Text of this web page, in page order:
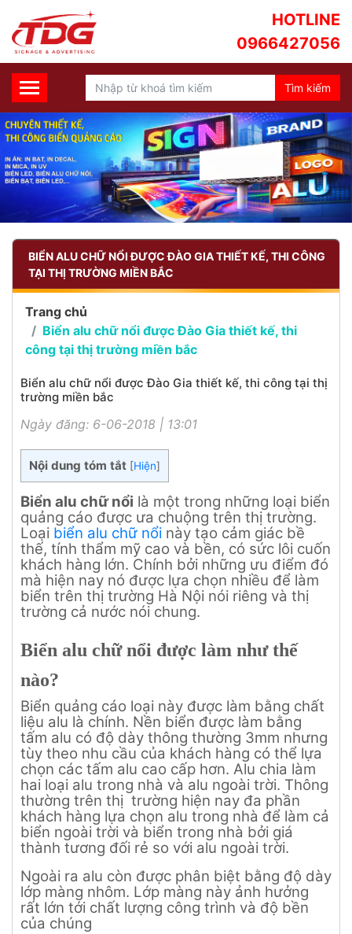
HOTLINE
0966427056
BIỂN ALU CHỮ NỔI ĐƯỢC ĐÀO GIA THIẾT KẾ, THI CÔNG
TẠI THỊ TRƯỜNG MIỀN BẮC
Trang chủ
Biển alu chữ nổi được Đào Gia thiết kế, thi
công tại thị trường miền bắc
Biển alu chữ nổi được Đào Gia thiết kế, thi công tại thị
trường miền bắc
Ngày đăng: 6-06-2018 | 13:01
Nội dung tóm tắt [Hiện]
Biển alu chữ nổi là một trong những loại biển
quảng cáo được ưa chuộng trên thị trường.
Loại biển alu chữ nổi này tạo cảm giác bề
thế, tính thẩm mỹ cao và bền, có sức lôi cuốn
khách hàng lớn. Chính bởi những ưu điểm đó
mà hiện nay nó được lựa chọn nhiều để làm
biển trên thị trường Hà Nội nói riêng và thị
trường cả nước nói chung.
Biển alu chữ nổi được làm như thế
nào?
Biển quảng cáo loại này được làm bằng chất
liệu alu là chính. Nền biển được làm bằng
tấm alu có độ dày thông thường 3mm nhưng
tùy theo nhu cầu của khách hàng có thể lựa
chọn các tấm alu cao cấp hơn. Alu chia làm
hai loại alu trong nhà và alu ngoài trời. Thông
thường trên thị trường hiện nay đa phần
khách hàng lựa chọn alu trong nhà để làm cả
biển ngoài trời và biển trong nhà bởi giá
thành tương đối rẻ so với alu ngoài trời.
Ngoài ra alu còn được phân biệt bằng độ dày
lớp màng nhôm. Lớp màng này ảnh hưởng
rất lớn tới chất lượng công trình và độ bền
của chúng